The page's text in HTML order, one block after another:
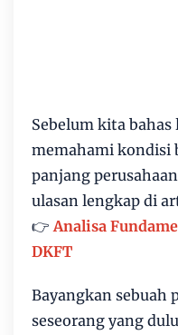
Sebelum kita
memahami kondisi
panjang
ulasan lengkap di
👉 Analisa
DKFT
Bayangkan sebuah
seseorang yang